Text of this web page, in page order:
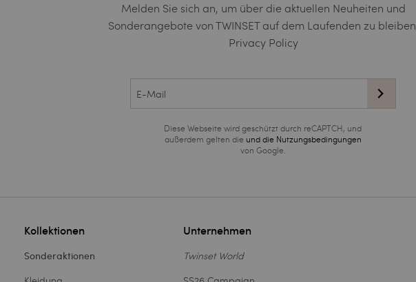
Melden Sie sich an, um über die aktuellen Neuheiten und
Sonderangebote von TWINSET auf dem Laufenden zu bleiben.
Privacy Policy
Diese Webseite wird geschützt durch reCAPTCH, und
außerdem gelten die und die Nutzungsbedingungen
von Google.
Kollektionen
Sonderaktionen
Unternehmen
Twinset World